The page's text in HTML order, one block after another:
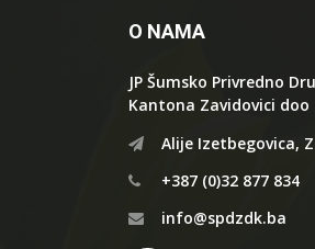
O NAMA
JP Šumsko Privredno
Kantona Zavidovici doo
Alije Izetbegovica,
+387 (0)32 877 834
info@spdzdk.ba